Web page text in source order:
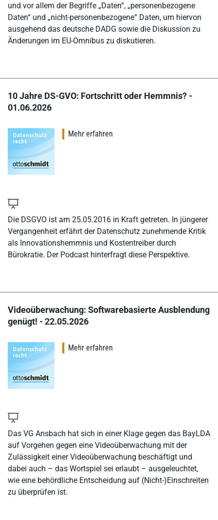
und vor allem der Begriffe „Daten“, „personenbezogene
Daten“ und „nicht-personenbezogene“ Daten, um hiervon
ausgehend das deutsche DADG sowie die Diskussion zu
Änderungen im EU-Omnibus zu diskutieren.
10 Jahre DS-GVO: Fortschritt oder Hemmnis? -
01.06.2026
Die DSGVO ist am 25.05.2016 in Kraft getreten. In jüngerer
Vergangenheit erfährt der Datenschutz zunehmende Kritik
als Innovationshemmnis und Kostentreiber durch
Bürokratie. Der Podcast hinterfragt diese Perspektive.
Mehr erfahren
Videoüberwachung: Softwarebasierte Ausblendung
genügt! - 22.05.2026
Das VG Ansbach hat sich in einer Klage gegen das BayLDA
auf Vorgehen gegen eine Videoüberwachung mit der
Zulässigkeit einer Videoüberwachung beschäftigt und
dabei auch – das Wortspiel sei erlaubt – ausgeleuchtet,
wie eine behördliche Entscheidung auf (Nicht-)Einschreiten
zu überprüfen ist.
Mehr erfahren